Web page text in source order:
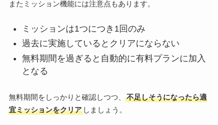
またミッション機能には注意点もあります。
ミッションは1つにつき1回のみ
過去に実施しているとクリアにならない
無料期間を過ぎると自動的に有料プランに加入
となる
無料期間をしっかりと確認しつつ、
不足しそうになったら適
宜ミッションをクリアしましょう。